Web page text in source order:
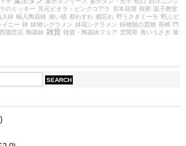
のミッキー 見元ビオラ・ピンクコアラ 見本花壇 視察 親子教室
入鉢 輸入陶器鉢 迷い猫 都わすれ 都忘れ 野うさぎミーモ 野ぶど
イニー 鉢 鉢物シクラメン 鉢花シクラメン 鋳物製の置物 長崎
門
園芸店 陶器鉢 雑貨 雑貨・陶器鉢フェア 雲間草 青いうさぎ 黄